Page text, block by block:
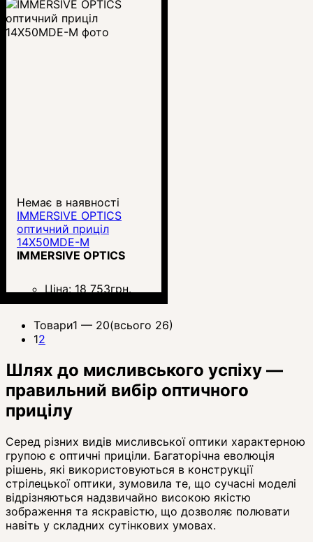
Немає в наявності
IMMERSIVE OPTICS
оптичний приціл
14X50MDE-M
IMMERSIVE OPTICS
Ціна: 18 753грн.
Товари1 — 20(всього 26)
12
Шлях до мисливського успіху —
правильний вибір оптичного
прицілу
Серед різних видів мисливської оптики характерною
групою є оптичні приціли. Багаторічна еволюція
рішень, які використовуються в конструкції
стрілецької оптики, зумовила те, що сучасні моделі
відрізняються надзвичайно високою якістю
зображення та яскравістю, що дозволяє полювати
навіть у складних сутінкових умовах.